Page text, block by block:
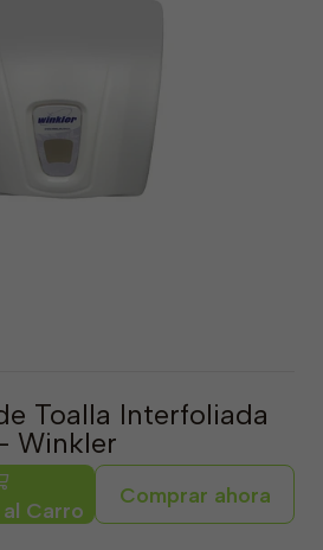
Toalla Interfoliada
Winkler
Carro
Comprar ahora